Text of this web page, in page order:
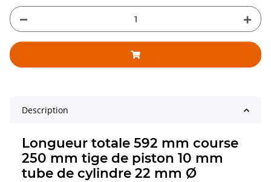
Description
Longueur totale 592 mm course
250 mm tige de piston 10 mm
tube de cylindre 22 mm Ø